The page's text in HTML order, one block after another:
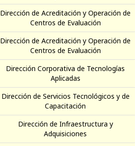
Dirección de Acreditación y Operación de
Centros de Evaluación
Dirección de Acreditación y Operación de
Centros de Evaluación
Dirección Corporativa de Tecnologías
Aplicadas
Dirección de Servicios Tecnológicos y de
Capacitación
Dirección de Infraestructura y
Adquisiciones